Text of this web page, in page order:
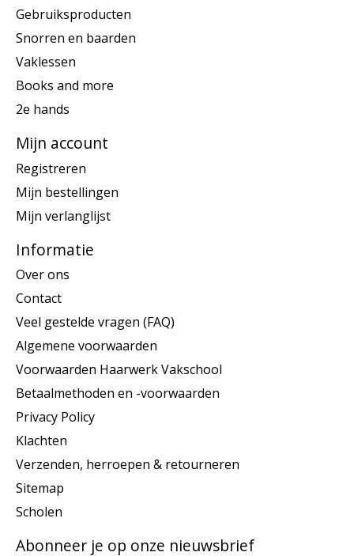
Gebruiksproducten
Snorren en baarden
Vaklessen
Books and more
2e hands
Mijn account
Registreren
Mijn bestellingen
Mijn verlanglijst
Informatie
Over ons
Contact
Veel gestelde vragen (FAQ)
Algemene voorwaarden
Voorwaarden Haarwerk Vakschool
Betaalmethoden en -voorwaarden
Privacy Policy
Klachten
Verzenden, herroepen & retourneren
Sitemap
Scholen
Abonneer je op onze nieuwsbrief